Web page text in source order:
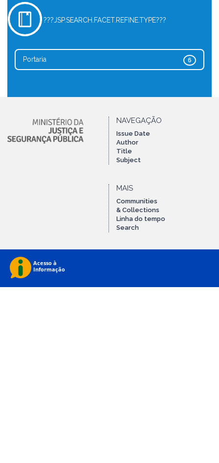
???JSP.SEARCH.FACET.REFINE.TYPE???
6
Portaria
NAVEGAÇÃO
Issue Date
Author
Title
Subject
MAIS
Communities
& Collections
Linha do tempo
Search